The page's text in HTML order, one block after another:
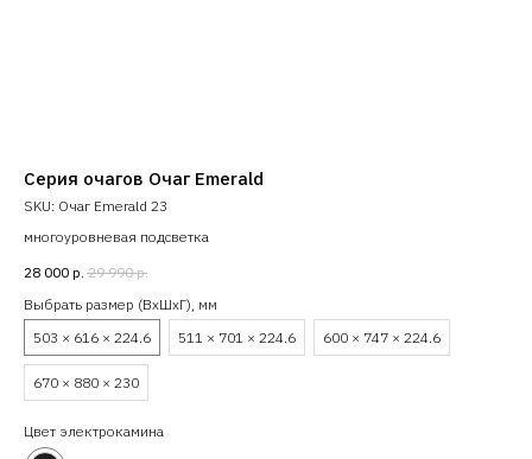
Серия очагов Очаг Emerald
SKU: Очаг Emerald 23
многоуровневая подсветка
28 000 р. 29 990 р.
Выбрать размер (ВхШхГ), мм
503 × 616 × 224.6
511 × 701 × 224.6 600 × 747 × 224.6
670 × 880 × 230
Цвет электрокамина